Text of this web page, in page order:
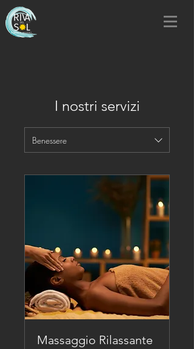
I nostri servizi
Benessere
Massaggio Rilassante